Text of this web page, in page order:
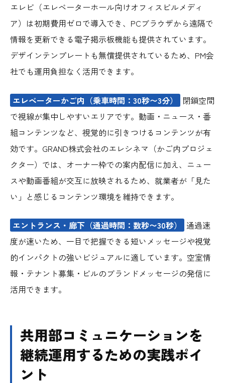
エレビ（エレベーターホール向けオフィスビルメディ
ア）は初期費用ゼロで導入でき、PCブラウザから遠隔で
情報を更新できる電子掲示板機能も提供されています。
デザインテンプレートも無償提供されているため、PM会
社でも運用負担なく活用できます。
エレベーターかご内（乗車時間：30秒〜3分）
閉鎖空間
で視線が集中しやすいエリアです。動画・ニュース・番
組コンテンツなど、視覚的に引きつけるコンテンツが有
効です。GRAND株式会社のエレシネマ（かご内プロジェ
クター）では、オーナー枠での案内配信に加え、ニュー
スや動画番組が交互に放映されるため、就業者が「見た
い」と感じるコンテンツ環境を維持できます。
エントランス・廊下（通過時間：数秒〜30秒）
通過速
度が速いため、一目で把握できる短いメッセージや視覚
的インパクトの強いビジュアルに適しています。空室情
報・テナント募集・ビルのブランドメッセージの発信に
活用できます。
共用部コミュニケーションを
継続運用するための実践ポイ
ント